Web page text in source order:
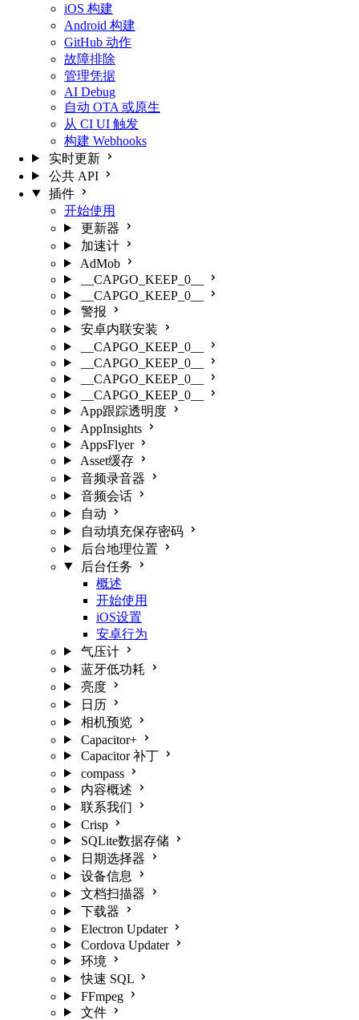
iOS 构建
Android 构建
GitHub 动作
故障排除
管理凭据
AI Debug
自动 OTA 或原生
从 CI UI 触发
构建 Webhooks
实时更新
公共 API
插件
开始使用
更新器
加速计
AdMob
__CAPGO_KEEP_0__
__CAPGO_KEEP_0__
警报
安卓内联安装
__CAPGO_KEEP_0__
__CAPGO_KEEP_0__
__CAPGO_KEEP_0__
__CAPGO_KEEP_0__
App跟踪透明度
AppInsights
AppsFlyer
Asset缓存
音频录音器
音频会话
自动
自动填充保存密码
后台地理位置
后台任务
概述
开始使用
iOS设置
安卓行为
气压计
蓝牙低功耗
亮度
日历
相机预览
Capacitor+
Capacitor 补丁
compass
内容概述
联系我们
Crisp
SQLite数据存储
日期选择器
设备信息
文档扫描器
下载器
Electron Updater
Cordova Updater
环境
快速 SQL
FFmpeg
文件